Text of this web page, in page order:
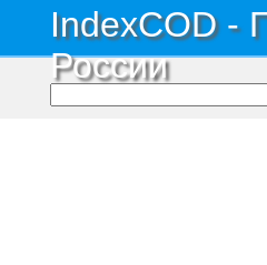
IndexCOD -
России